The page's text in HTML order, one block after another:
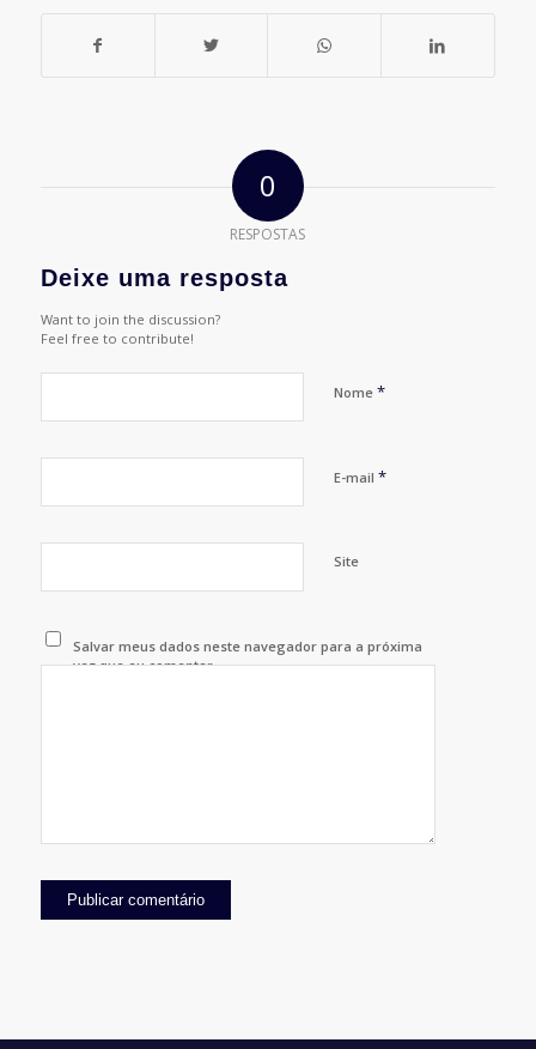
0
RESPOSTAS
Deixe uma resposta
Want to join the discussion?
Feel free to contribute!
Nome *
E-mail *
Site
Salvar meus dados neste navegador para a próxima
vez que eu comentar.